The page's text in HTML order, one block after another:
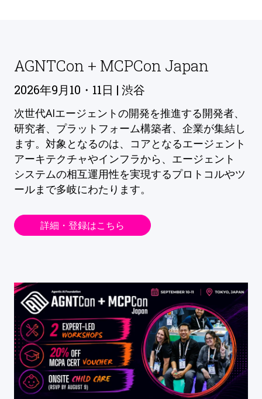
AGNTCon + MCPCon Japan
2026年9月10・11日 | 渋谷
次世代AIエージェントの開発を推進する開発者、
研究者、プラットフォーム構築者、企業が集結し
ます。対象となるのは、コアとなるエージェント
アーキテクチャやインフラから、エージェント
システムの相互運用性を実現するプロトコルやツ
ールまで多岐にわたります。
詳細・登録はこちら